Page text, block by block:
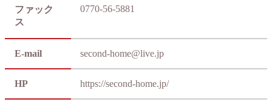
ファック
ス
0770-56-5881
E-mail second-home@live.jp
HP https://second-home.jp/